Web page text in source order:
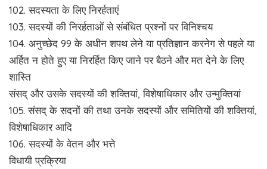
102. सदस्यता के लिए निरर्हताएं
103. सदस्यों की निरर्हताओं से संबंधित प्रश्नों पर विनिश्चय
104. अनुच्छेद 99 के अधीन शपथ लेने या प्रतिज्ञान करनेग से पहले या
अर्हित न होते हुए या निरर्हित किए जाने पर बैठने और मत देने के लिए
शास्ति
संसद् और उसके सदस्यों की शक्तियां, विशेषाधिकार और उन्मुक्तियां
105. संसद् के सदनों की तथा उनके सदस्यों और समितियों की शक्तियां,
विशेषाधिकार आदि
106. सदस्यों के वेतन और भत्ते
विधायी प्रक्रिया